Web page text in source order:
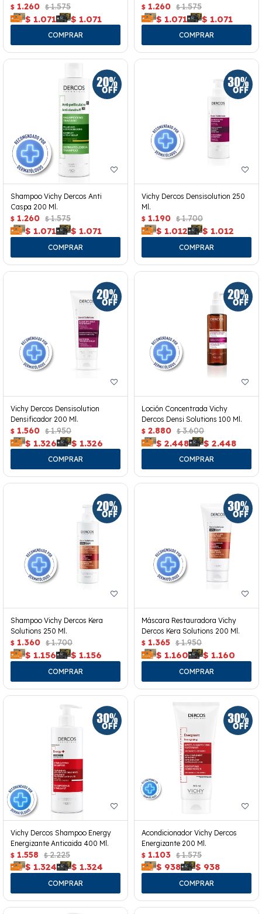
$ 1.260 $ 1.575
$ 1.071 $ 1.071
$ 1.260 $ 1.575
$ 1.071 $ 1.071
Shampoo Vichy Dercos Anti
Caspa 200 Ml.
$ 1.260 $ 1.575
$ 1.071 $ 1.071
Vichy Dercos Densisolution 250
Ml.
$ 1.190 $ 1.700
$ 1.012 $ 1.012
Vichy Dercos Densisolution
Densificador 200 Ml.
$ 1.560 $ 1.950
$ 1.326 $ 1.326
Loción Concentrada Vichy
Dercos Densi Solutions 100 Ml.
$ 2.880 $ 3.600
$ 2.448 $ 2.448
Shampoo Vichy Dercos Kera
Solutions 250 Ml.
$ 1.360 $ 1.700
$ 1.156 $ 1.156
Máscara Restauradora Vichy
Dercos Kera Solutions 200 Ml.
$ 1.365 $ 1.950
$ 1.160 $ 1.160
Vichy Dercos Shampoo Energy
Energizante Anticaida 400 Ml.
$ 1.558 $ 2.225
$ 1.324 $ 1.324
Acondicionador Vichy Dercos
Energizante 200 Ml.
$ 1.103 $ 1.575
$ 938 $ 938